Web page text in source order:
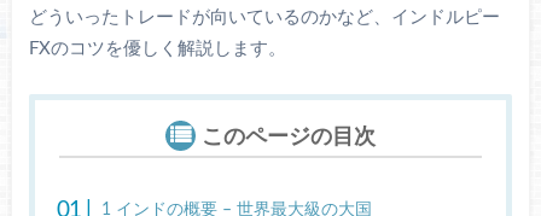
どういったトレードが向いているのかなど、インドルピー
FXのコツを優しく解説します。
このページの目次
1 インドの概要 – 世界最大級の大国